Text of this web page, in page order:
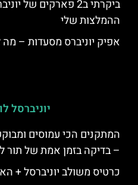
ביקרתי ב2 פארקים של
ההמלצות שלי
אפיק יוניברס מסעדות –
יוניברסל
המתקנים הכי עמוסים
– בדיקה בזמן אמת של תור
כרטיס משולב יוניברסל +